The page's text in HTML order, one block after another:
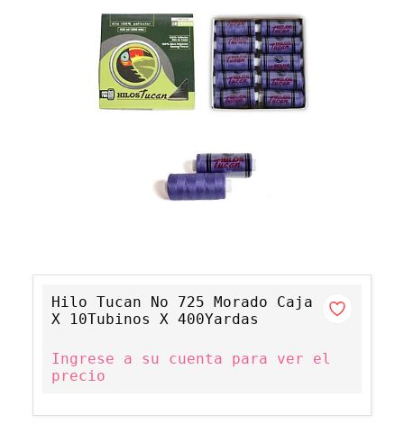
Hilo Tucan No 725 Morado Caja
X 10Tubinos X 400Yardas
Ingrese a su cuenta para ver el
precio